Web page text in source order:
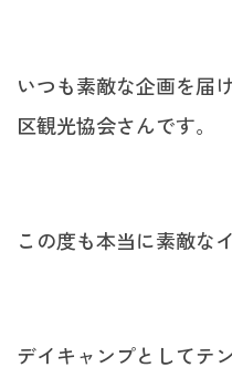
いつも素敵な企画を届
区観光協会さんです。
この度も本当に素敵な
デイキャンプとしてテ